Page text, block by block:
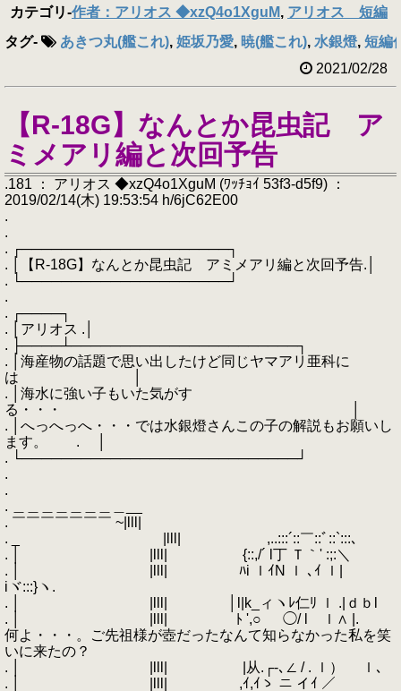
カテゴリ-作者：アリオス ◆xzQ4o1XguM, アリオス 短編
タグ- あきつ丸(艦これ), 姫坂乃愛, 暁(艦これ), 水銀燈, 短編
2021/02/28
【R-18G】なんとか昆虫記 ア
ミメアリ編と次回予告
.181 ： アリオス ◆xzQ4o1XguM (ﾜｯﾁｮｲ 53f3-d5f9) ：
2019/02/14(木) 19:53:54 h/6jC62E00
.
.
. ┌─────────────────────┐
. │【R-18G】なんとか昆虫記 アミメアリ編と次回予告.│
. └─────────────────────┘
.
. ┌────┐
. │アリオス .│
. ├────┴───────────────────────┐
. │海産物の話題で思い出したけど同じヤマアリ亜科に
は │
. │海水に強い子もいた気がす
る・・・ │
. │へっへっへ・・・では水銀燈さんこの子の解説もお願いし
ます。 . │
. └────────────────────────────┘
.
.
. ＿＿＿＿＿＿＿＿__
. ￣￣￣￣￣￣￣ ~|lll|
. _ |lll| ,..:::´::￣::ﾞ::`:::、
. │ |lll| {::,/´ l丁 Ｔ｀' :;:＼
. │ |lll| ﾊi ｌｲN ｌ ､ｲ ｌ|
iヾ:::}ヽ.
. │ |lll| │l|k_ィヽﾚ仁ﾘ ｌ .|ｄｂl
. │ |lll| ﾄ ',○ ◯/ l ｌ∧ |.
何よ・・・。ご先祖様が壺だったなんて知らなかった私を笑
いに来たの？
. │ |lll| |从.┌-､∠ / . ｌ） ｌ､
. │ |lll| ,ｲ,ｲゝ ニ イｲ ／